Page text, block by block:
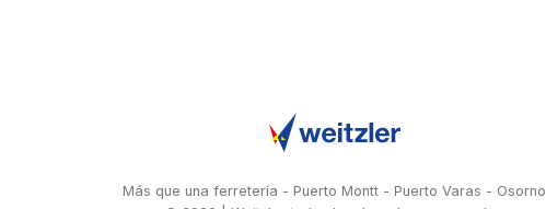
Más que una ferretería - Puerto Montt - Puerto Varas - Osorno